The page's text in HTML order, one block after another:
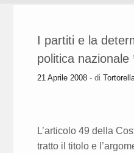
I partiti e la
politica nazionale
21 Aprile 2008 - di
L’articolo 49 della
tratto il titolo e